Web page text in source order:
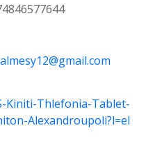
Kiniti-Thlefonia-Tablet-
Alexandroupoli?l=el